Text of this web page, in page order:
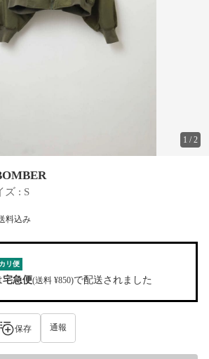
1 /2
ズ : S
料込み
リ便
宅急便(送料 ¥850)で配送されました
保存 通報